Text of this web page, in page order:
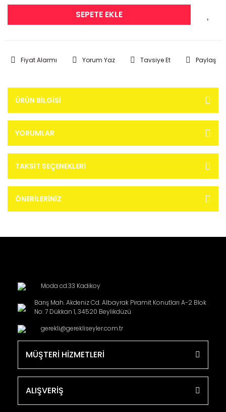
SEPETE EKLE
Fiyat Alarmı Yorum Yaz Tavsiye Et Paylaş
ÜRÜN BILGISI
YORUMLAR
TAKSIT SEÇENEKLERI
ÖNERILERINIZ
Moda cd.33 Kadikoy
Barış Mah. Akdeniz Cd. Albayrak Piramit Konutları A-2 Blok
No: 7 Dükkan 1, 34520 Beylikdüzü
gerekli@gerekliseyler.com.tr
MÜŞTERİ HİZMETLERİ
ALIŞVERİŞ